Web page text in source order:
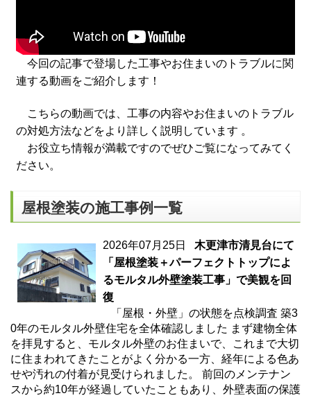
今回の記事で登場した工事やお住まいのトラブルに関
連する動画をご紹介します！
こちらの動画では、工事の内容やお住まいのトラブル
の対処方法などをより詳しく説明しています 。
お役立ち情報が満載ですのでぜひご覧になってみてく
ださい。
屋根塗装の施工事例一覧
2026年07月25日 木更津市清見台にて
「屋根塗装＋パーフェクトトップによ
るモルタル外壁塗装工事」で美観を回
復
「屋根・外壁」の状態を点検調査 築3
0年のモルタル外壁住宅を全体確認しました まず建物全体
を拝見すると、モルタル外壁のお住まいで、これまで大切
に住まわれてきたことがよく分かる一方、経年による色あ
せや汚れの付着が見受けられました。 前回のメンテナン
スから約10年が経過していたこともあり、外壁表面の保護